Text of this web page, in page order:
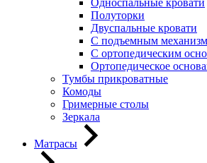
Полуторки
Двуспальные кровати
С подъемным
С ортопедическим
Ортопедическое
Тумбы прикроватные
Комоды
Гримерные столы
Зеркала
Матрасы